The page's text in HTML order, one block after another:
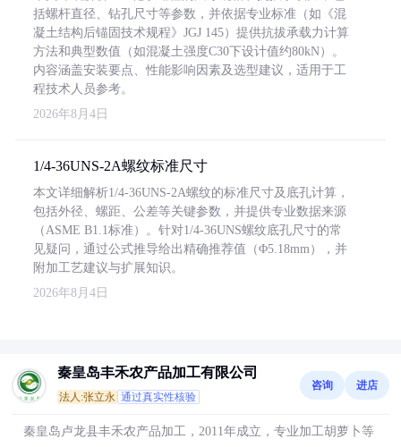
括螺杆直径、钻孔尺寸等参数，并依据专业标准（如《混
凝土结构后锚固技术规程》JGJ 145）提供抗拔承载力计算
方法和典型数值（如混凝土强度C30下设计值约80kN）。
内容涵盖安装要点、性能影响因素及选型建议，适用于工
程技术人员参考。
2026年8月4日
1/4-36UNS-2A螺纹标准尺寸
本文详细解析1/4-36UNS-2A螺纹的标准尺寸及底孔计算，
包括外径、螺距、公差等关键参数，并提供专业数据来源
（ASME B1.1标准）。针对1/4-36UNS螺纹底孔尺寸的常
见疑问，通过公式推导给出精确推荐值（Φ5.18mm），并
附加工艺建议与扩展知识。
2026年8月4日
秦皇岛丰禾农产品加工有限公司
法人:张立永 通过真实性核验
咨询 进店
秦皇岛卢龙县丰禾农产品加工，2011年成立，专业加工胡萝卜等